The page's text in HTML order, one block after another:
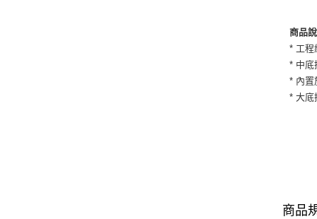
商品
* 工程
* 中底
* 內置
* 大底
商品